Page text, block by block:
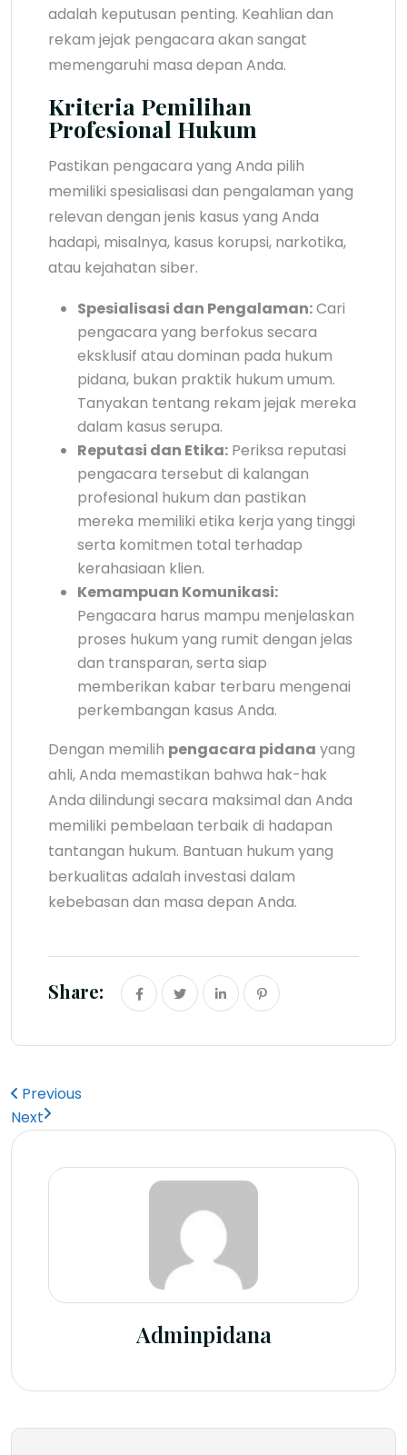
adalah keputusan penting. Keahlian dan
rekam jejak pengacara akan sangat
memengaruhi masa depan Anda.
Kriteria Pemilihan
Profesional Hukum
Pastikan pengacara yang Anda pilih
memiliki spesialisasi dan pengalaman yang
relevan dengan jenis kasus yang Anda
hadapi, misalnya, kasus korupsi, narkotika,
atau kejahatan siber.
Spesialisasi dan Pengalaman:Cari
pengacara yang berfokus secara
eksklusif atau dominan pada hukum
pidana, bukan praktik hukum umum.
Tanyakan tentang rekam jejak mereka
dalam kasus serupa.
Reputasi dan Etika: Periksa reputasi
pengacara tersebut di kalangan
profesional hukum dan pastikan
mereka memiliki etika kerja yang tinggi
serta komitmen total terhadap
kerahasiaan klien.
Kemampuan Komunikasi:
Pengacara harus mampu menjelaskan
proses hukum yang rumit dengan jelas
dan transparan, serta siap
memberikan kabar terbaru mengenai
perkembangan kasus Anda.
Dengan memilih pengacara pidana yang
ahli, Anda memastikan bahwa hak-hak
Anda dilindungi secara maksimal dan Anda
memiliki pembelaan terbaik di hadapan
tantangan hukum. Bantuan hukum yang
berkualitas adalah investasi dalam
kebebasan dan masa depan Anda.
Share:
Previous
Next
Adminpidana